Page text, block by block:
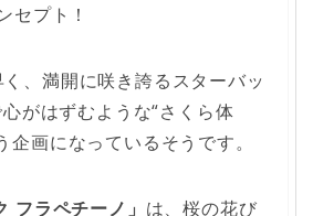
セプト！
、満開に咲き誇るスターバッ
がはずむような“さくら体
企画になっているそうです。
フラペチーノ」 は、桜の花び